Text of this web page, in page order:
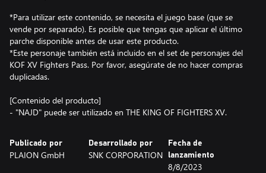
*Para utilizar este contenido, se necesita el juego base (que se
vende por separado). Es posible que tengas que aplicar el último
parche disponible antes de usar este producto.
*Este personaje también está incluido en el set de personajes del
KOF XV Fighters Pass. Por favor, asegúrate de no hacer compras
duplicadas.
[Contenido del producto]
- "NAJD" puede ser utilizado en THE KING OF FIGHTERS XV.
Publicado por
PLAION GmbH
Desarrollado por
SNK CORPORATION
Fecha de
lanzamiento
8/8/2023